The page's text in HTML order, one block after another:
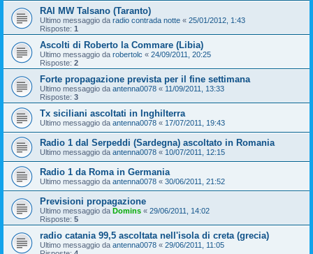
RAI MW Talsano (Taranto)
Ultimo messaggio da radio contrada notte « 25/01/2012, 1:43
Risposte: 1
Ascolti di Roberto la Commare (Libia)
Ultimo messaggio da robertolc « 24/09/2011, 20:25
Risposte: 2
Forte propagazione prevista per il fine settimana
Ultimo messaggio da antenna0078 « 11/09/2011, 13:33
Risposte: 3
Tx siciliani ascoltati in Inghilterra
Ultimo messaggio da antenna0078 « 17/07/2011, 19:43
Radio 1 dal Serpeddi (Sardegna) ascoltato in Romania
Ultimo messaggio da antenna0078 « 10/07/2011, 12:15
Radio 1 da Roma in Germania
Ultimo messaggio da antenna0078 « 30/06/2011, 21:52
Previsioni propagazione
Ultimo messaggio da Domins « 29/06/2011, 14:02
Risposte: 5
radio catania 99,5 ascoltata nell'isola di creta (grecia)
Ultimo messaggio da antenna0078 « 29/06/2011, 11:05